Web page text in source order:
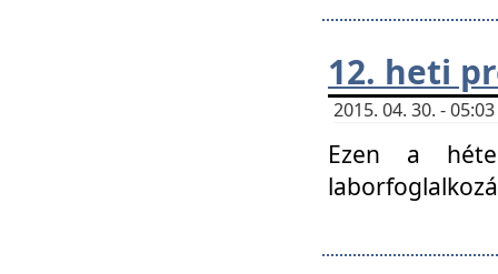
12. heti
2015. 04. 30. -
Ezen a